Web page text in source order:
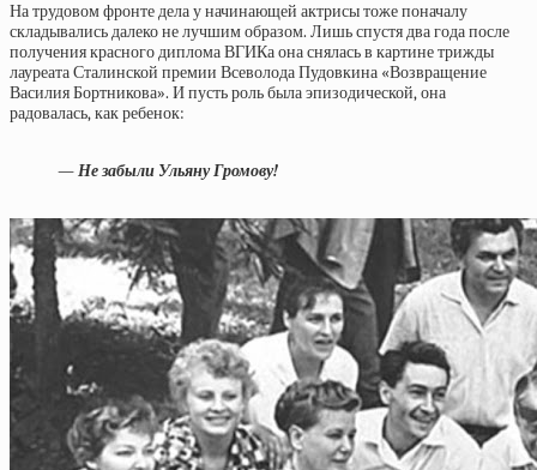
На трудовом фронте дела у начинающей актрисы тоже поначалу
складывались далеко не лучшим образом. Лишь спустя два года после
получения красного диплома ВГИКа она снялась в картине трижды
лауреата Сталинской премии Всеволода Пудовкина «Возвращение
Василия Бортникова». И пусть роль была эпизодической, она
радовалась, как ребенок:
— Не забыли Ульяну Громову!